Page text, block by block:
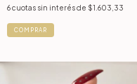
6cuotas sin interés de $1.603,33
COMPRAR